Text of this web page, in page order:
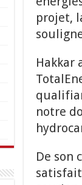
projet,
Hakkar
notre
De son